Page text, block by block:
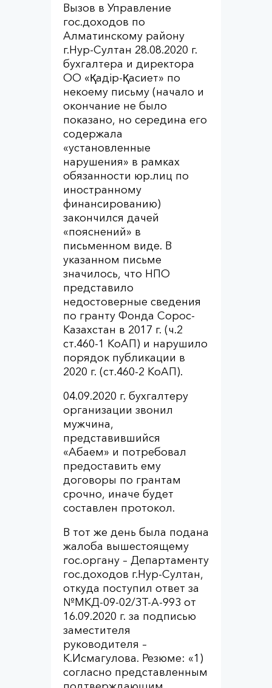
Вызов в Управление
гос.доходов по
Алматинскому району
г.Нур-Султан 28.08.2020 г.
бухгалтера и директора
ОО «Қадір-Қасиет» по
некоему письму (начало и
окончание не было
показано, но середина его
содержала
«установленные
нарушения» в рамках
обязанности юр.лиц по
иностранному
финансированию)
закончился дачей
«пояснений» в
письменном виде. В
указанном письме
значилось, что НПО
представило
недостоверные сведения
по гранту Фонда Сорос-
Казахстан в 2017 г. (ч.2
ст.460-1 КоАП) и нарушило
порядок публикации в
2020 г. (ст.460-2 КоАП).
04.09.2020 г. бухгалтеру
организации звонил
мужчина,
представившийся
«Абаем» и потребовал
предоставить ему
договоры по грантам
срочно, иначе будет
составлен протокол.
В тот же день была подана
жалоба вышестоящему
гос.органу – Департаменту
гос.доходов г.Нур-Султан,
откуда поступил ответ за
№МКД-09-02/ЗТ-А-993 от
16.09.2020 г. за подписью
заместителя
руководителя –
К.Исмагулова. Резюме: «1)
согласно представленным